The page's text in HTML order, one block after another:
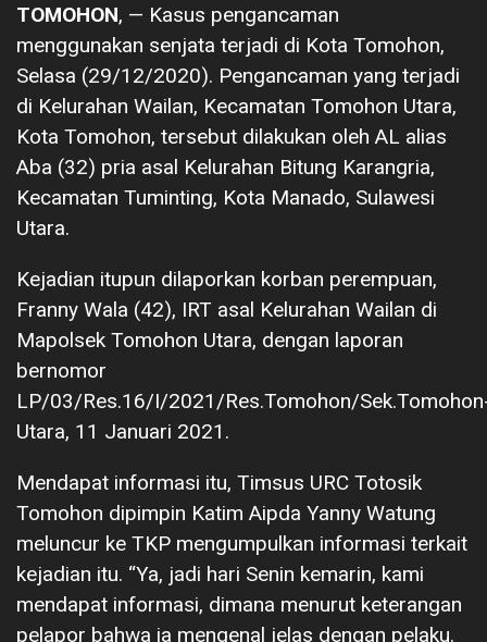
TOMOHON, — Kasus pengancaman
menggunakan senjata terjadi di Kota Tomohon,
Selasa (29/12/2020). Pengancaman yang terjadi
di Kelurahan Wailan, Kecamatan Tomohon Utara,
Kota Tomohon, tersebut dilakukan oleh AL alias
Aba (32) pria asal Kelurahan Bitung Karangria,
Kecamatan Tuminting, Kota Manado, Sulawesi
Utara.
Kejadian itupun dilaporkan korban perempuan,
Franny Wala (42), IRT asal Kelurahan Wailan di
Mapolsek Tomohon Utara, dengan laporan
bernomor
LP/03/Res.16/I/2021/Res.Tomohon/
Utara, 11 Januari 2021.
Mendapat informasi itu, Timsus URC Totosik
Tomohon dipimpin Katim Aipda Yanny Watung
meluncur ke TKP mengumpulkan informasi terkait
kejadian itu. “Ya, jadi hari Senin kemarin, kami
mendapat informasi, dimana menurut keterangan
pelapor bahwa ia mengenal jelas dengan pelaku.